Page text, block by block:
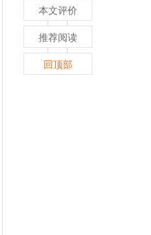
本文评价
推荐阅读
回顶部